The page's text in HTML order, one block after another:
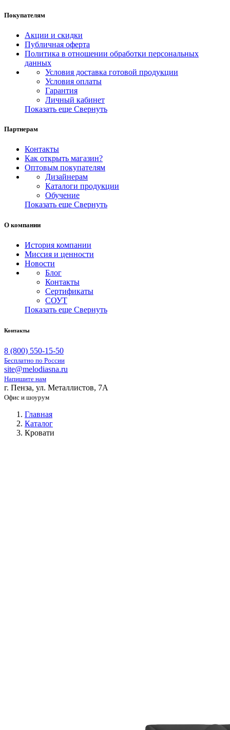
Покупателям
Акции и скидки
Публичная оферта
Политика в отношении обработки персональных
данных
Условия доставка готовой продукции
Условия оплаты
Гарантия
Личный кабинет
Показать еще Свернуть
Партнерам
Контакты
Как открыть магазин?
Оптовым покупателям
Дизайнерам
Каталоги продукции
Обучение
Показать еще Свернуть
О компании
История компании
Миссия и ценности
Новости
Блог
Контакты
Сертификаты
СОУТ
Показать еще Свернуть
Контакты
8 (800) 550-15-50
Бесплатно по России
site@melodiasna.ru
Напишите нам
г. Пенза, ул. Металлистов, 7А
Офис и шоурум
Главная
Каталог
Кровати